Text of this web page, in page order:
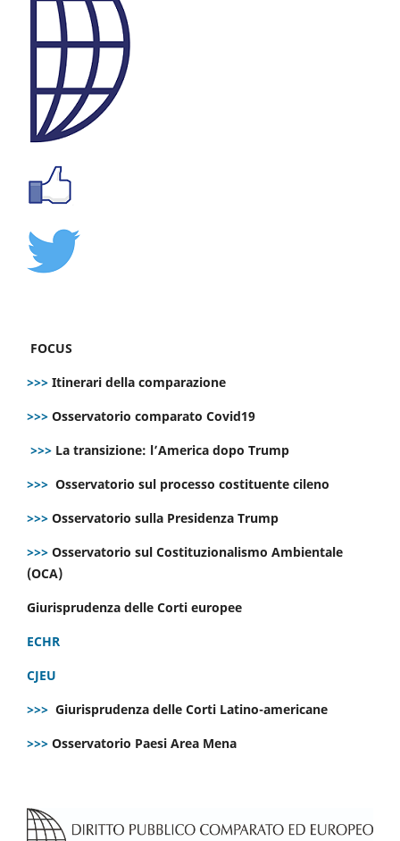
FOCUS
>>> Itinerari della comparazione
>>> Osservatorio comparato Covid19
>>> La transizione: l’America dopo Trump
>>> Osservatorio sul processo costituente cileno
>>> Osservatorio sulla Presidenza Trump
>>> Osservatorio sul Costituzionalismo Ambientale
(OCA)
Giurisprudenza delle Corti europee
ECHR
CJEU
>>> Giurisprudenza delle Corti Latino-americane
>>> Osservatorio Paesi Area Mena